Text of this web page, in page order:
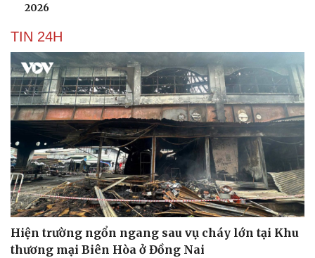
Cải chính
2026
TIN 24H
Hiện trường ngổn ngang sau vụ cháy lớn tại Khu
thương mại Biên Hòa ở Đồng Nai